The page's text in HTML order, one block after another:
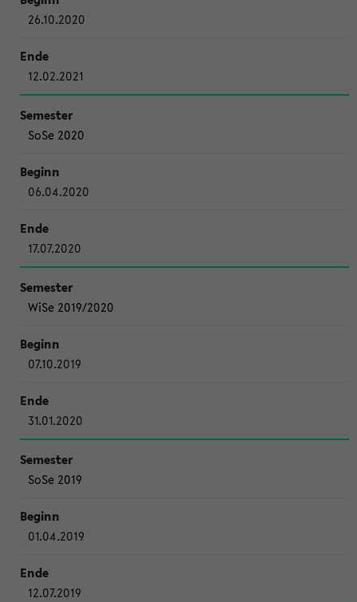
26.10.2020
12.02.2021
SoSe 2020
06.04.2020
17.07.2020
WiSe 2019/2020
07.10.2019
31.01.2020
SoSe 2019
01.04.2019
12.07.2019